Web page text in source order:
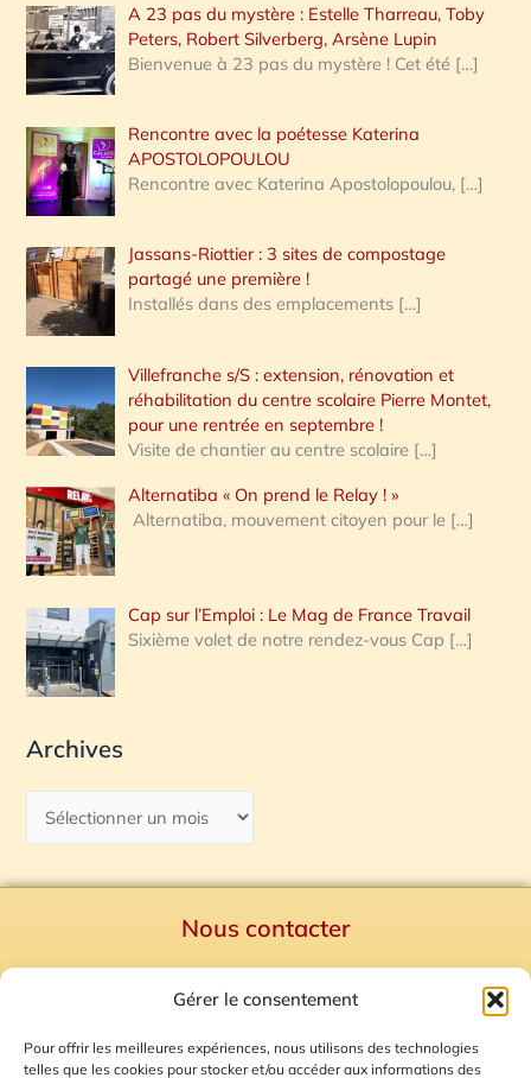
Gérer le consentement
Pour offrir les meilleures expériences, nous utilisons des technologies
telles que les cookies pour stocker et/ou accéder aux informations des
A 23 pas du mystère : Estelle Tharreau, Toby
Peters, Robert Silverberg, Arsène Lupin
Bienvenue à 23 pas du mystère ! Cet été […]
Rencontre avec la poétesse Katerina
APOSTOLOPOULOU
Rencontre avec Katerina Apostolopoulou, […]
Jassans-Riottier : 3 sites de compostage
partagé une première !
Installés dans des emplacements […]
Villefranche s/S : extension, rénovation et
réhabilitation du centre scolaire Pierre Montet,
pour une rentrée en septembre !
Visite de chantier au centre scolaire […]
Alternatiba « On prend le Relay ! »
Alternatiba, mouvement citoyen pour le […]
Cap sur l’Emploi : Le Mag de France Travail
Sixième volet de notre rendez-vous Cap […]
Archives
Nous contacter
Mentions Légales
Plan du site